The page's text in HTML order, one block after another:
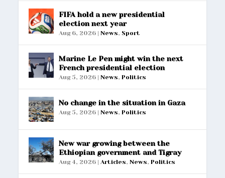
FIFA hold a new presidential
election next year
Aug 6, 2026 |News, Sport
Marine Le Pen might win the next
French presidential election
Aug 5, 2026 |News,Politics
No change in the situation in Gaza
Aug 5, 2026 |News,Politics
New war growing between the
Ethiopian government and Tigray
Aug 4, 2026 |Articles,News,Politics